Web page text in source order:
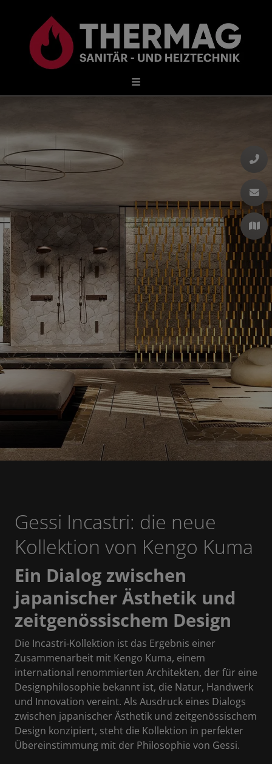
Gessi Incastri: die neue
Kollektion von Kengo Kuma
Ein Dialog zwischen
japanischer Ästhetik und
zeitgenössischem Design
Die Incastri-Kollektion ist das Ergebnis einer
Zusammenarbeit mit Kengo Kuma, einem
international renommierten Architekten, der für eine
Designphilosophie bekannt ist, die Natur, Handwerk
und Innovation vereint. Als Ausdruck eines Dialogs
zwischen japanischer Ästhetik und zeitgenössischem
Design konzipiert, steht die Kollektion in perfekter
Übereinstimmung mit der Philosophie von Gessi.